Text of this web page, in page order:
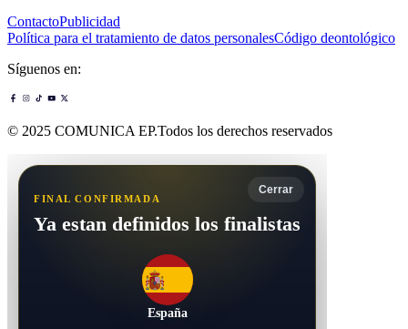
ContactoPublicidad
Política para el tratamiento de datos personalesCódigo deontológico
Síguenos en:
© 2025 COMUNICA EP.Todos los derechos reservados
Cerrar
FINAL CONFIRMADA
Ya estan definidos los finalistas
España